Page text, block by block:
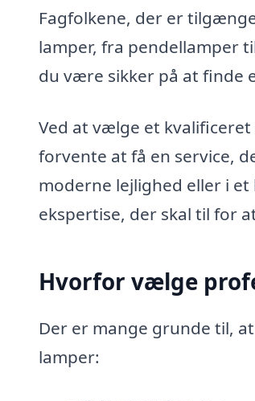
Fagfolkene, der er
lamper, fra pendellamper
du være sikker på at finde
Ved at vælge et
forvente at få en service,
moderne lejlighed eller i
ekspertise, der skal til for
Hvorfor vælge
Der er mange grunde til,
lamper: